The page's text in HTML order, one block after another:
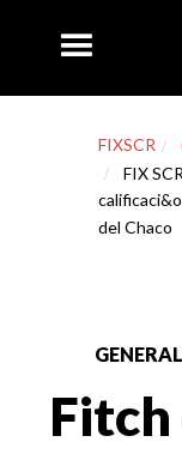
FIXSCR
FIX
del Chaco
GENERAL